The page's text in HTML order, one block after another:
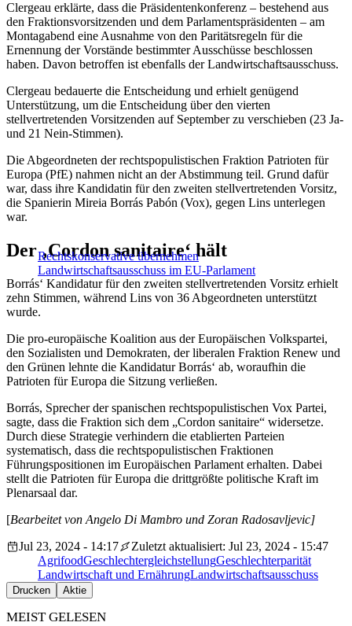
Clergeau erklärte, dass die Präsidentenkonferenz – bestehend aus
den Fraktionsvorsitzenden und dem Parlamentspräsidenten – am
Montagabend eine Ausnahme von den Paritätsregeln für die
Ernennung der Vorstände bestimmter Ausschüsse beschlossen
haben. Davon betroffen ist ebenfalls der Landwirtschaftsausschuss.
Clergeau bedauerte die Entscheidung und erhielt genügend
Unterstützung, um die Entscheidung über den vierten
stellvertretenden Vorsitzenden auf September zu verschieben (23 Ja-
und 21 Nein-Stimmen).
Die Abgeordneten der rechtspopulistischen Fraktion Patrioten für
Europa (PfE) nahmen nicht an der Abstimmung teil. Grund dafür
war, dass ihre Kandidatin für den zweiten stellvertretenden Vorsitz,
die Spanierin Mireia Borrás Pabón (Vox), gegen Lins unterlegen
war.
Rechtskonservative übernehmen
Landwirtschaftsausschuss im EU-Parlament
Der ‚Cordon sanitaire‘ hält
Borrás‘ Kandidatur für den zweiten stellvertretenden Vorsitz erhielt
zehn Stimmen, während Lins von 36 Abgeordneten unterstützt
wurde.
Die pro-europäische Koalition aus der Europäischen Volkspartei,
den Sozialisten und Demokraten, der liberalen Fraktion Renew und
den Grünen lehnte die Kandidatur Borrás‘ ab, woraufhin die
Patrioten für Europa die Sitzung verließen.
Borrás, Sprecher der spanischen rechtspopulistischen Vox Partei,
sagte, dass die Fraktion sich dem „Cordon sanitaire“ widersetze.
Durch diese Strategie verhindern die etablierten Parteien
systematisch, dass die rechtspopulistischen Fraktionen
Führungspositionen im Europäischen Parlament erhalten. Dabei
stellt die Patrioten für Europa die drittgrößte politische Kraft im
Plenarsaal dar.
[Bearbeitet von Angelo Di Mambro und Zoran Radosavljevic]
Jul 23, 2024 - 14:17
Zuletzt aktualisiert: Jul 23, 2024 - 15:47
AgrifoodGeschlechtergleichstellungGeschlechterparität
Landwirtschaft und ErnährungLandwirtschaftsausschuss
Drucken Aktie
MEIST GELESEN